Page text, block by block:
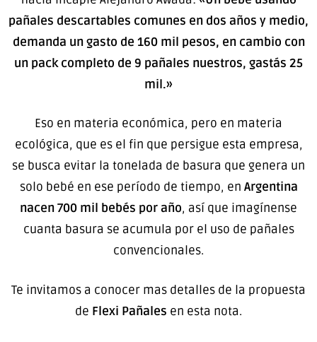
pañales descartables comunes en dos años y medio,
demanda un gasto de 160 mil pesos, en cambio con
un pack completo de 9 pañales nuestros, gastás 25
mil.»
Eso en materia económica, pero en materia
ecológica, que es el fin que persigue esta empresa,
se busca evitar la tonelada de basura que genera un
solo bebé en ese período de tiempo, en Argentina
nacen 700 mil bebés por año, así que imagínense
cuanta basura se acumula por el uso de pañales
convencionales.
Te invitamos a conocer mas detalles de la propuesta
de Flexi Pañales en esta nota.